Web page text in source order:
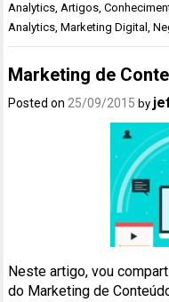
Analytics,Artigos,
Analytics,Marketing Digital,
Marketing de
Posted on 25/09/2015 by
Neste artigo, vou
do Marketing de